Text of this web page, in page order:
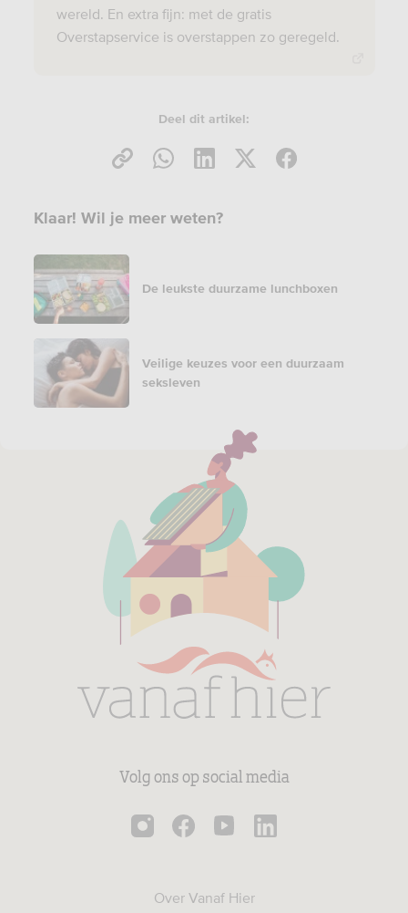
wereld. En extra fijn: met de gratis
Overstapservice is overstappen zo geregeld.
Deel dit artikel:
Klaar! Wil je meer weten?
De leukste duurzame lunchboxen
Veilige keuzes voor een duurzaam
seksleven
Volg ons op social media
Over Vanaf Hier